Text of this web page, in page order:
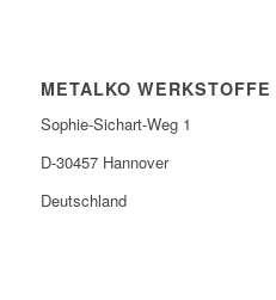
METALKO WERKSTOFFE
Sophie-Sichart-Weg 1
D-30457 Hannover
Deutschland